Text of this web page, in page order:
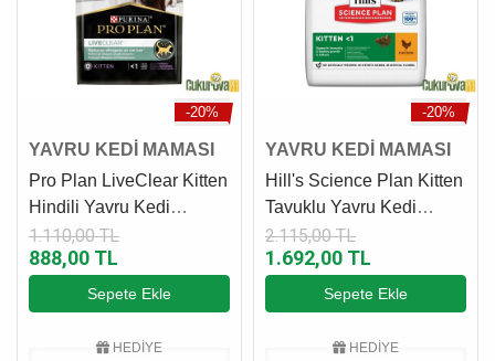
-20%
YAVRU KEDİ MAMASI
Pro Plan LiveClear Kitten
Hindili Yavru Kedi
Maması 1.4 Kg
1.110,00 TL
888,00 TL
Sepete Ekle
HEDİYE
-20%
YAVRU KEDİ MAMASI
Hill's Science Plan Kitten
Tavuklu Yavru Kedi
Maması 3 Kg
2.115,00 TL
1.692,00 TL
Sepete Ekle
HEDİYE